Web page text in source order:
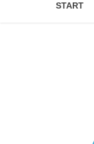
START